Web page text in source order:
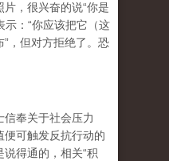
，很兴奋的说“你是
示：“你应该把它（这
，但对方拒绝了。恐
奉关于社会压力
便可触发反抗行动的
得通的，相关“积